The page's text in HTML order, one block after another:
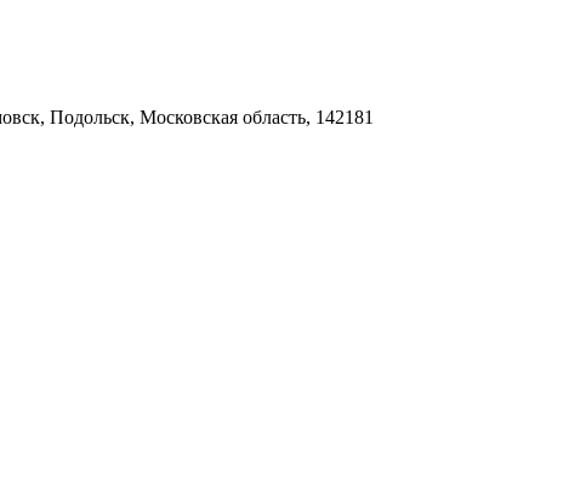
Подольск, Московская область, 142181